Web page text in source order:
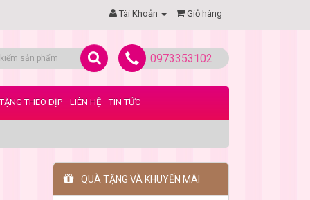
Tài Khoản Giỏ hàng
0973353102
THEO DỊP LIÊN HỆ TIN TỨC
QUÀ TẶNG VÀ KHUYẾN MÃI